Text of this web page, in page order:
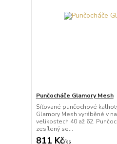
Punčocháče Glamory Mesh
Síťované punčochové
Glamory Mesh vyráběné v
velikostech 40 až 62.
zesílený se...
811 Kč/ks